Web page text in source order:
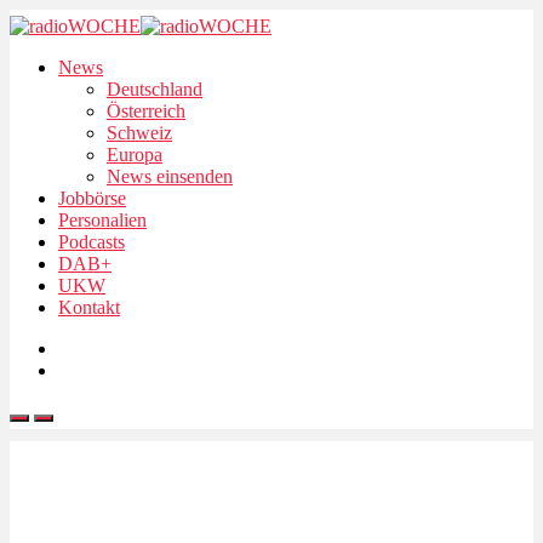
News
Deutschland
Österreich
Schweiz
Europa
News einsenden
Jobbörse
Personalien
Podcasts
DAB+
UKW
Kontakt